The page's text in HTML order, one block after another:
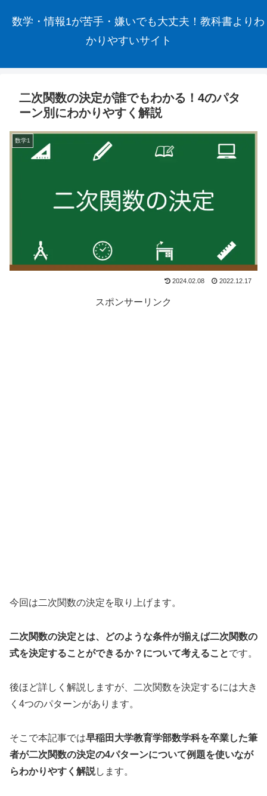
数学・情報1が苦手・嫌いでも大丈夫！教科書よりわ
かりやすいサイト
二次関数の決定が誰でもわかる！4のパタ
ーン別にわかりやすく解説
数学1
2024.02.08 2022.12.17
スポンサーリンク
今回は二次関数の決定を取り上げます。
二次関数の決定とは、どのような条件が揃えば二次関数の
式を決定することができるか？について考えることです。
後ほど詳しく解説しますが、二次関数を決定するには大き
く4つのパターンがあります。
そこで本記事では早稲田大学教育学部数学科を卒業した筆
者が二次関数の決定の4パターンについて例題を使いなが
らわかりやすく解説します。